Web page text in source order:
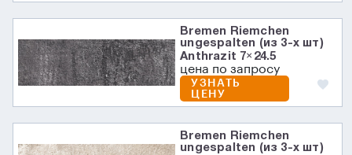
Bremen Riemchen
ungespalten (из 3-х шт)
Anthrazit 7×24.5
цена по запросу
УЗНАТЬ
ЦЕНУ
Bremen Riemchen
ungespalten (из 3-х шт)